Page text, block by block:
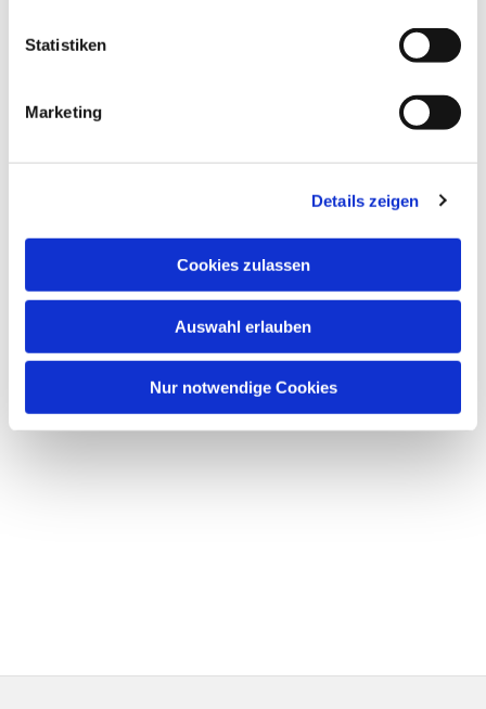
Statistiken
Marketing
Details zeigen
Cookies zulassen
Auswahl erlauben
Nur notwendige Cookies
Dies könnte Sie auch